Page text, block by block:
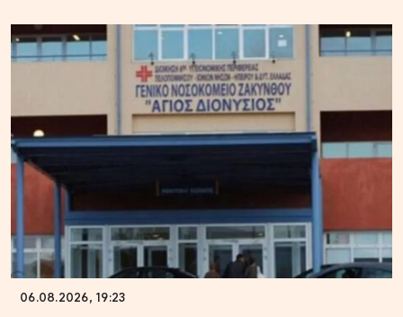
06.08.2026, 19:23